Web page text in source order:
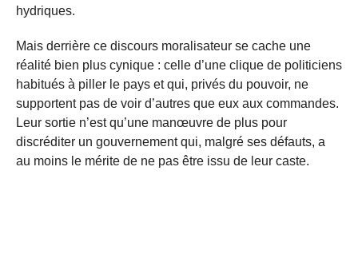
hydriques.
Mais derrière ce discours moralisateur se cache une
réalité bien plus cynique : celle d’une clique de politiciens
habitués à piller le pays et qui, privés du pouvoir, ne
supportent pas de voir d’autres que eux aux commandes.
Leur sortie n’est qu’une manœuvre de plus pour
discréditer un gouvernement qui, malgré ses défauts, a
au moins le mérite de ne pas être issu de leur caste.